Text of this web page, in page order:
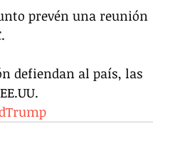
prevén una reunión
defiendan al país, las